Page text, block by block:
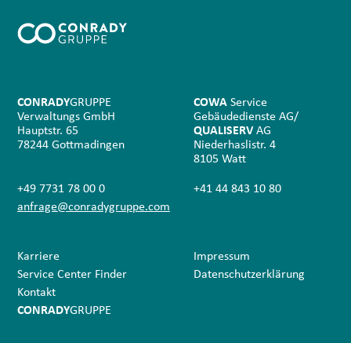
CONRADYGRUPPE
Verwaltungs GmbH
Hauptstr. 65
78244 Gottmadingen
+49 7731 78 00 0
anfrage@conradygruppe.com
COWAService
Gebäudedienste AG/
QUALISERVAG
Niederhaslistr. 4
8105 Watt
+41 44 843 10 80
Karriere
Service Center Finder
Kontakt
CONRADYGRUPPE
Impressum
Datenschutz­erklärung